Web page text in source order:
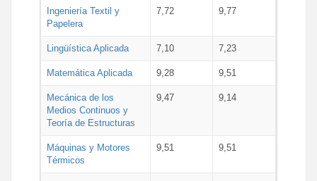
Ingeniería Textil y
Papelera
7,72 9,77
Lingüística Aplicada 7,10 7,23
Matemática Aplicada 9,28 9,51
Mecánica de los
Medios Continuos y
Teoría de Estructuras
9,47 9,14
Máquinas y Motores
Térmicos
9,51 9,51